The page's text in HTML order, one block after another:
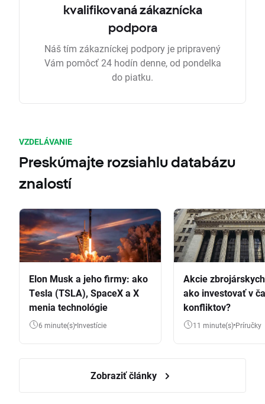
kvalifikovaná zákaznícka
podpora
Náš tím zákazníckej podpory je pripravený
Vám pomôcť 24 hodín denne, od pondelka
do piatku.
VZDELÁVANIE
Preskúmajte rozsiahlu databázu
znalostí
Elon Musk a jeho firmy: ako
Tesla (TSLA), SpaceX a X
menia technológie
6 minute(s) Investície
Akcie
ako investovať v
konfliktov?
11 minute(s) Príručky
Zobraziť články